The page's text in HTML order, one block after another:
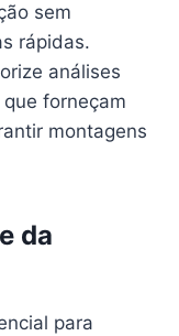
sem
rápidas.
análises
forneçam
montagens
da
para